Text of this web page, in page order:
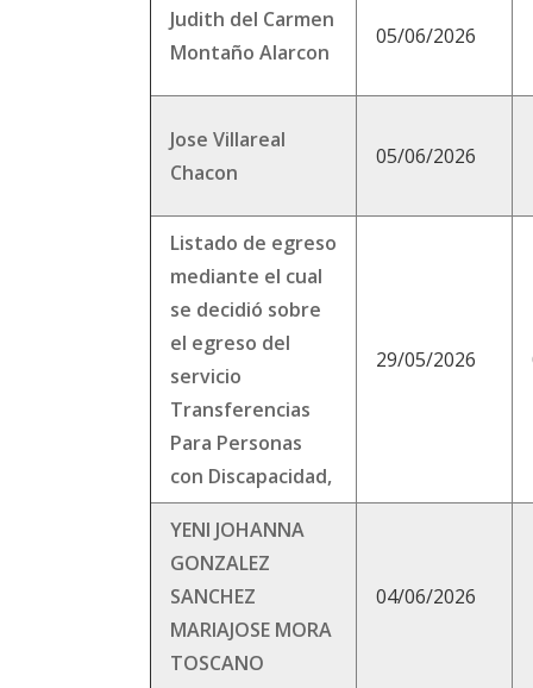
Judith del Carmen
Montaño Alarcon
05/06/2026
Jose Villareal
Chacon
05/06/2026
Listado de egreso
mediante el cual
se decidió sobre
el egreso del
servicio
Transferencias
Para Personas
con Discapacidad,
29/05/2026
YENI JOHANNA
GONZALEZ
SANCHEZ
MARIAJOSE MORA
TOSCANO
04/06/2026